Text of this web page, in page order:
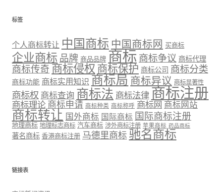
标签
个人商标转让 中国商标 中国商标网 买商标
企业商标 品牌 商品品牌 商标 商标争议 商标代理
商标传奇 商标侵权 商标保护 商标公司 商标分类
商标功能 商标实用知识 商标局 商标异议 商标显著性
商标权 商标查询 商标法 商标法律 商标注册
商标理论 商标申请 商标种类 商标称呼 商标网 商标网站
商标转让 国外商标 国际商标 国际商标注册
地理商标 地理标志商标 汽车商标 涉外商标注册 苹果商标 药品商标
著名商标 香港商标注册 马德里商标 驰名商标
链接表